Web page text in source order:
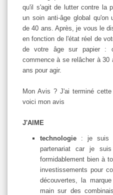
qu'il s'agit de lutter contre la
un soin anti-âge global qu'on
de 40 ans. Après, je vous le
en fonction de l'état réel de
de votre âge sur papier :
commence à se relâcher à 30
ans pour agir.
Mon Avis ? J'ai terminé
voici mon avis
J'AIME
technologie : je suis
partenariat car je
formidablement bien à
investissements pour
découvertes, la
main sur des